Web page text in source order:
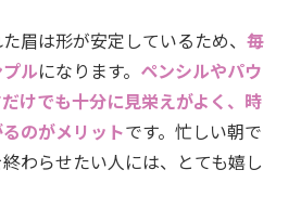
眉は形が安定しているため、 毎
ルになります。 ペンシルやパウ
けでも十分に見栄えがよく、時
のがメリットです。忙しい朝で
わらせたい人には、とても嬉し